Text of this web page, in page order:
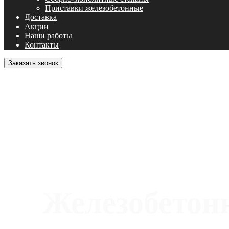
Приставки железобетонные
Доставка
Акции
Наши работы
Контакты
Заказать звонок